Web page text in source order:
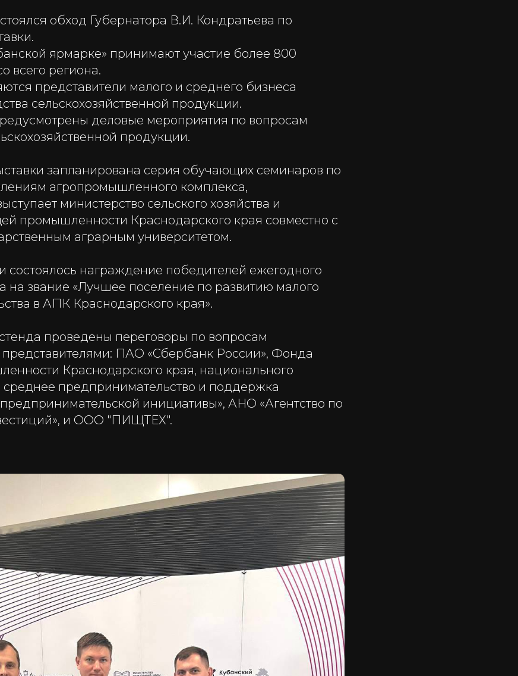
обход Губернатора В.И. Кондратьева по
ярмарке» принимают участие более 800
всего региона.
представители малого и среднего бизнеса
сельскохозяйственной продукции.
деловые мероприятия по вопросам
продукции.
запланирована серия обучающих семинаров по
агропромышленного комплекса,
министерство сельского хозяйства и
промышленности Краснодарского края совместно с
аграрным университетом.
состоялось награждение победителей ежегодного
на звание «Лучшее поселение по развитию малого
в АПК Краснодарского края».
проведены переговоры по вопросам
представителями: ПАО «Сбербанк России», Фонда
Краснодарского края, национального
среднее предпринимательство и поддержка
инициативы», АНО «Агентство по
и ООО "ПИЩТЕХ".